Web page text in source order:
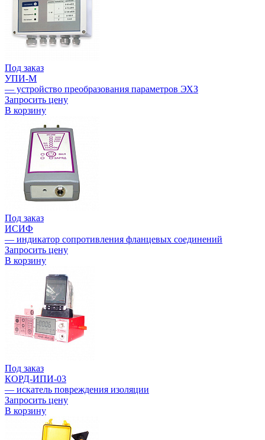
Под заказ
УПИ-М
— устройство преобразования параметров ЭХЗ
Запросить цену
В корзину
Под заказ
ИСИФ
— индикатор сопротивления фланцевых соединений
Запросить цену
В корзину
Под заказ
КОРД-ИПИ-03
— искатель повреждения изоляции
Запросить цену
В корзину